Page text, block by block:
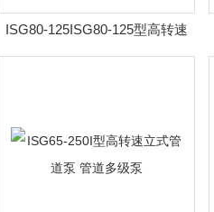
ISG80-125ISG80-125型高转速
立式管道泵 管道多级泵